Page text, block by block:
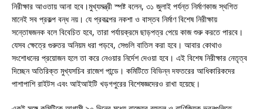
নিরীক্ষার আওতায় আনা হবে।মুখ্যমন্ত্রী স্পষ্ট বলেন, ৩১ জুলাই পর্যন্ত নির্মাণকাজ স্থগিত
মানেই সব প্রকল্প বন্ধ নয়। যে প্রকল্পের নকশা ও বাস্তব নির্মাণ বিশেষ নিরীক্ষায়
সন্তোষজনক বলে বিবেচিত হবে, তারা পর্যায়ক্রমে ছাড়পত্র পেয়ে কাজ শুরু করতে পারবে।
যেসব ক্ষেত্রে গুরুতর অনিয়ম ধরা পড়বে, সেগুলি বাতিল করা হবে। আবার কোথাও
সংশোধনের প্রয়োজন হলে তা করে নেওয়ার নির্দেশ দেওয়া হবে। এই বিশেষ নিরীক্ষার নেতৃত্ব
দিচ্ছেন অতিরিক্ত মুখ্যসচিব রাজেশ পান্ডে। কমিটিতে বিভিন্ন দফতরের আধিকারিকদের
পাশাপাশি রাইটস এবং আইআইটি খড়গপুরের বিশেষজ্ঞদেরও রাখা হয়েছে।